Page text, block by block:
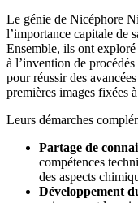
Le génie de Nicéphore
l’importance capitale de
Ensemble, ils ont
à l’invention de
pour réussir des
premières images fixées
Leurs démarches
Partage de
compétences
des aspects
Développement